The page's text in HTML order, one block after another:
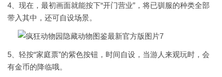
4、现在，最初画面就能按下“开门营业”，将已驯服的种类全部
带入其中，还可自设场景。
5、轻按“家庭票”的紫色按钮，时间自设，当游人来观玩时，会
有金币的降临哦。